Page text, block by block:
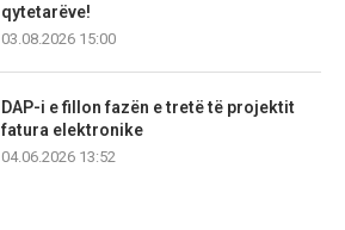
qytetarëve!
03.08.2026 15:00
DAP-i e fillon fazën e tretë të projektit
fatura elektronike
04.06.2026 13:52